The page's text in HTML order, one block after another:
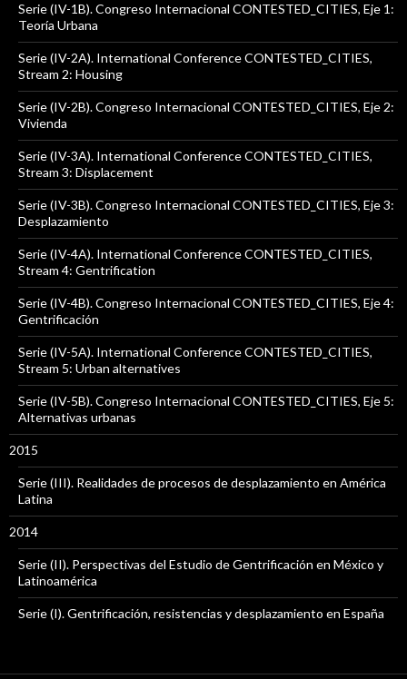
Serie (IV-1B). Congreso Internacional CONTESTED_CITIES, Eje 1:
Teoría Urbana
Serie (IV-2A). International Conference CONTESTED_CITIES,
Stream 2: Housing
Serie (IV-2B). Congreso Internacional CONTESTED_CITIES, Eje 2:
Vivienda
Serie (IV-3A). International Conference CONTESTED_CITIES,
Stream 3: Displacement
Serie (IV-3B). Congreso Internacional CONTESTED_CITIES, Eje 3:
Desplazamiento
Serie (IV-4A). International Conference CONTESTED_CITIES,
Stream 4: Gentrification
Serie (IV-4B). Congreso Internacional CONTESTED_CITIES, Eje 4:
Gentrificación
Serie (IV-5A). International Conference CONTESTED_CITIES,
Stream 5: Urban alternatives
Serie (IV-5B). Congreso Internacional CONTESTED_CITIES, Eje 5:
Alternativas urbanas
2015
Serie (III). Realidades de procesos de desplazamiento en América
Latina
2014
Serie (II). Perspectivas del Estudio de Gentrificación en México y
Latinoamérica
Serie (I). Gentrificación, resistencias y desplazamiento en España